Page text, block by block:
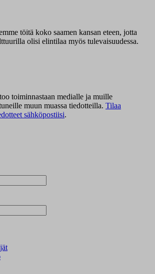
töitä koko saamen kansan eteen, jotta
olisi elintilaa myös tulevaisuudessa.
toiminnastaan medialle ja muille
muun muassa tiedotteilla. Tilaa
sähköpostiisi.